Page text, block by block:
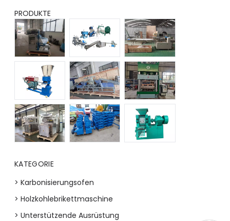
PRODUKTE
KATEGORIE
> Karbonisierungsofen
> Holzkohlebrikettmaschine
> Unterstützende Ausrüstung